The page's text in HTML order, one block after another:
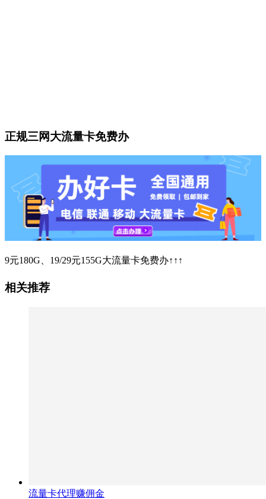
正规三网大流量卡免费办
9元180G、19/29元155G大流量卡免费办↑↑↑
相关推荐
流量卡代理赚佣金